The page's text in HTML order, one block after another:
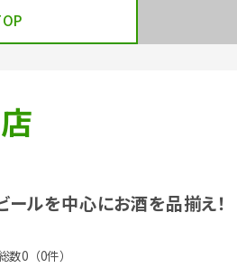
ルを中心にお酒を品揃え！
数0 （0件）